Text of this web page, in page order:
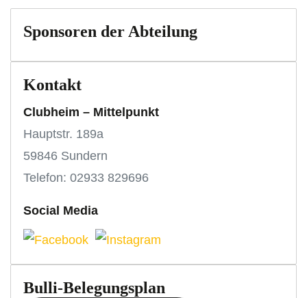
Sponsoren der Abteilung
Kontakt
Clubheim – Mittelpunkt
Hauptstr. 189a
59846 Sundern
Telefon: 02933 829696
Social Media
Bulli-Belegungsplan